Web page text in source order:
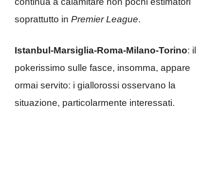
soprattutto in Premier League.
Istanbul-Marsiglia-Roma-Milano-Torino: il
pokerissimo sulle fasce, insomma, appare
ormai servito: i giallorossi osservano la
situazione, particolarmente interessati.